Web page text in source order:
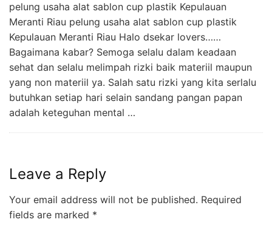
pelung usaha alat sablon cup plastik Kepulauan
Meranti Riau pelung usaha alat sablon cup plastik
Kepulauan Meranti Riau Halo dsekar lovers……
Bagaimana kabar? Semoga selalu dalam keadaan
sehat dan selalu melimpah rizki baik materiil maupun
yang non materiil ya. Salah satu rizki yang kita serlalu
butuhkan setiap hari selain sandang pangan papan
adalah keteguhan mental …
Leave a Reply
Your email address will not be published. Required
fields are marked *